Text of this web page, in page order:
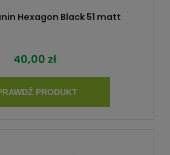
Hexagon Black 51 matt
40,00 zł
PRODUKT